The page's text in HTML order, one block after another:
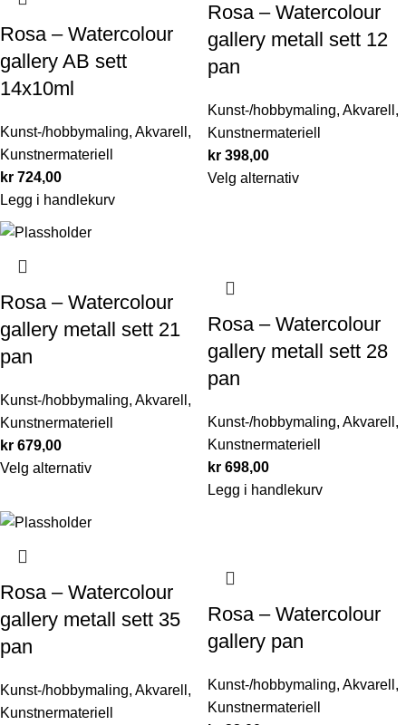
Rosa – Watercolour
gallery AB sett
14x10ml
Kunst-/hobbymaling, Akvarell ,
Kunstnermateriell
kr 724,00
Legg i handlekurv
Rosa – Watercolour
gallery metall sett 12
pan
Kunst-/hobbymaling, Akvarell ,
Kunstnermateriell
kr 398,00
Velg alternativ
Rosa – Watercolour
gallery metall sett 21
pan
Kunst-/hobbymaling, Akvarell ,
Kunstnermateriell
kr 679,00
Velg alternativ
Rosa – Watercolour
gallery metall sett 28
pan
Kunst-/hobbymaling, Akvarell ,
Kunstnermateriell
kr 698,00
Legg i handlekurv
Rosa – Watercolour
gallery metall sett 35
pan
Kunst-/hobbymaling, Akvarell ,
Kunstnermateriell
Rosa – Watercolour
gallery pan
Kunst-/hobbymaling, Akvarell ,
Kunstnermateriell